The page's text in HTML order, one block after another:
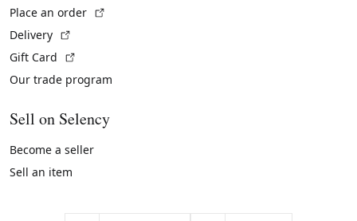
Place an order
Delivery
Gift Card
Our trade program
Sell on Selency
Become a seller
Sell an item